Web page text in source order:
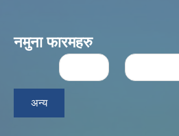
नमुना फारमहरु
Pages
अन्य